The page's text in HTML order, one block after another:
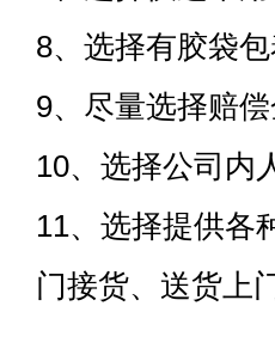
8、选择有胶袋
9、尽量选择赔
10、选择公司内
11、选择提供各
门接货、送货上